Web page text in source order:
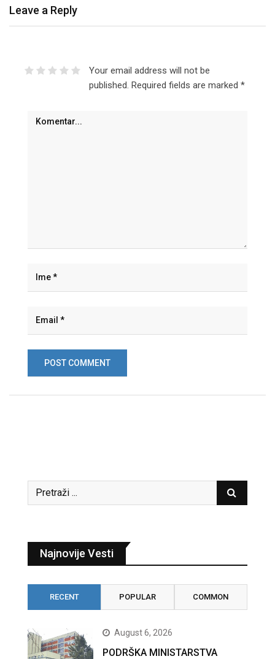
Leave a Reply
Your email address will not be
published. Required fields are marked *
Najnovije Vesti
RECENT POPULAR COMMON
August 6, 2026
PODRŠKA MINISTARSTVA